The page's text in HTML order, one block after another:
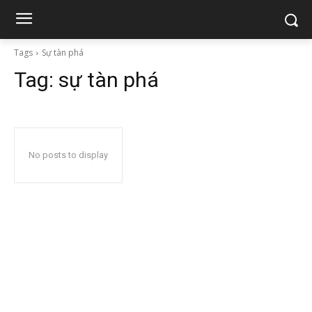
Tags Sự tàn phá
Tag: sự tàn phá
No posts to display